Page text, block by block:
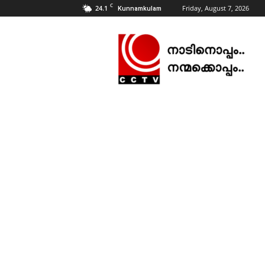
24.1 C Kunnamkulam Friday, August 7, 2026
NEWS
|
KUNNAMKULAM